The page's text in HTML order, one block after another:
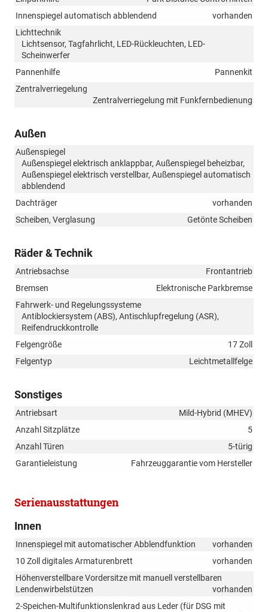
Innenspiegel automatisch abblendend
vorhanden
Lichttechnik
Lichtsensor, Tagfahrlicht, LED-Rückleuchten, LED-
Scheinwerfer
Pannenhilfe
Pannenkit
Zentralverriegelung
Zentralverriegelung mit Funkfernbedienung
Außen
Außenspiegel
Außenspiegel elektrisch anklappbar, Außenspiegel beheizbar,
Außenspiegel elektrisch verstellbar, Außenspiegel automatisch
abblendend
Dachträger
vorhanden
Scheiben, Verglasung
Getönte Scheiben
Räder & Technik
Antriebsachse
Frontantrieb
Bremsen
Elektronische Parkbremse
Fahrwerk- und Regelungssysteme
Antiblockiersystem (ABS), Antischlupfregelung (ASR),
Reifendruckkontrolle
Felgengröße
17 Zoll
Felgentyp
Leichtmetallfelge
Sonstiges
Antriebsart
Mild-Hybrid (MHEV)
Anzahl Sitzplätze
5
Anzahl Türen
5-türig
Garantieleistung
Fahrzeuggarantie vom Hersteller
Serienausstattungen
Innen
Innenspiegel mit automatischer Abblendfunktion
vorhanden
10 Zoll digitales Armaturenbrett
vorhanden
Höhenverstellbare Vordersitze mit manuell verstellbaren
Lendenwirbelstützen
vorhanden
2-Speichen-Multifunktionslenkrad aus Leder (für DSG mit